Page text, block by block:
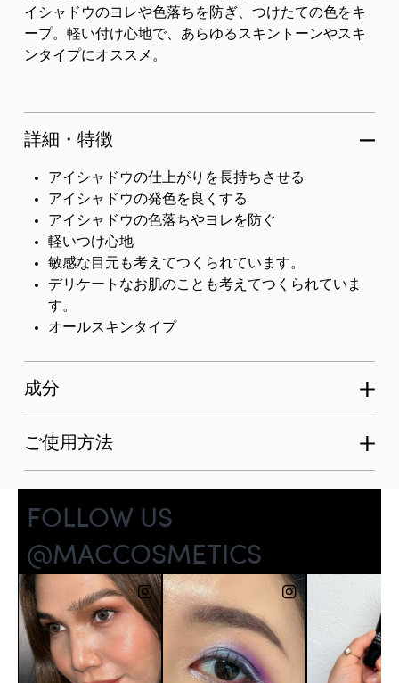
イシャドウのヨレや色落ちを防ぎ、つけたての色をキ
ープ。軽い付け心地で、あらゆるスキントーンやスキ
ンタイプにオススメ。
詳細・特徴
アイシャドウの仕上がりを長持ちさせる
アイシャドウの発色を良くする
アイシャドウの色落ちやヨレを防ぐ
軽いつけ心地
敏感な目元も考えてつくられています。
デリケートなお肌のことも考えてつくられていま
す。
オールスキンタイプ
成分
ご使用方法